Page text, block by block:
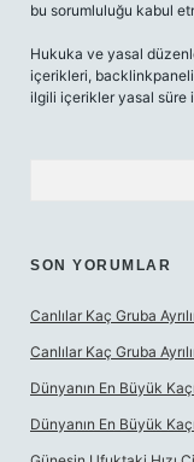
bu sorumluluğu kabul
Hukuka ve yasal
içerikleri,
ilgili içerikler yasal süre
SON YORUMLAR
Canlılar Kaç Gruba
Canlılar Kaç Gruba
Dünyanın En Büyük
Dünyanın En Büyük